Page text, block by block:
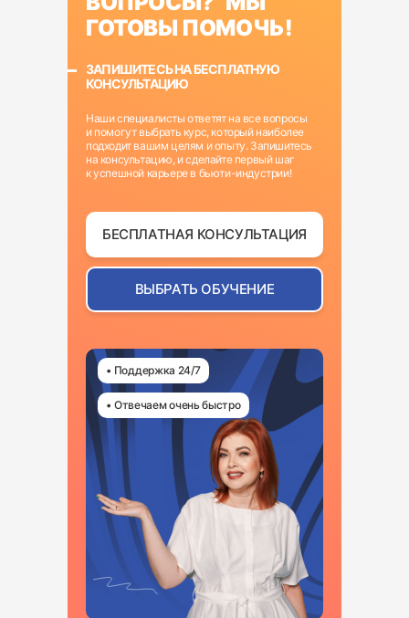
ЗАПИШИТЕСЬ НА БЕСПЛАТНУЮ
КОНСУЛЬТАЦИЮ
Наши специалисты ответят на все вопросы
и помогут выбрать курс, который наиболее
подходит вашим целям и опыту. Запишитесь
на консультацию, и сделайте первый шаг
к успешной карьере в бьюти-индустрии!
ГОТОВЫ ПОМОЧЬ!
БЕСПЛАТНАЯ КОНСУЛЬТАЦИЯ
ВЫБРАТЬ ОБУЧЕНИЕ
• Отвечаем очень быстро
• Поддержка 24/7